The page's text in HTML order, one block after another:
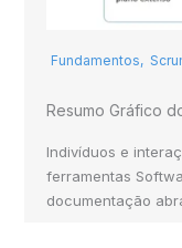
Fundamentos,
Resumo Gráfico
Indivíduos e
ferramentas
documentação